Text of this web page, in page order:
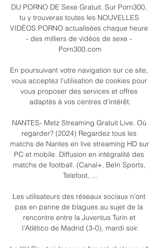
DU PORNO DE Sexe Gratuit. Sur Porn300,
tu y trouveras toutes les NOUVELLES
VIDÉOS PORNO actualisées chaque heure
- des milliers de vidéos de sexe -
Porn300.com
En poursuivant votre navigation sur ce site,
vous acceptez l'utilisation de cookies pour
vous proposer des services et offres
adaptés à vos centres d'intérêt.
NANTES- Metz Streaming Gratuit Live. Où
regarder? (2024) Regardez tous les
matchs de Nantes en live streaming HD sur
PC et mobile. Diffusion en intégralité des
matchs de football. (Canal+, BeIn Sports,
Telefoot, ...
Les utilisateurs des réseaux sociaux n'ont
pas en panne de blagues au sujet de la
rencontre entre la Juventus Turin et
l'Atlético de Madrid (3-0), mardi soir.